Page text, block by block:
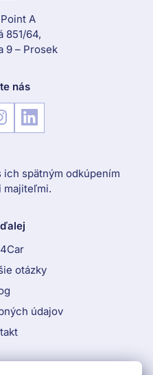
A
851/64,
9 – Prosek
nás
spätným odkúpením
majiteľmi.
otázky
údajov